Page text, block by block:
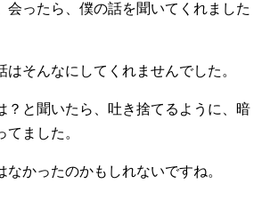
会ったら、僕の話を聞いてくれました
はそんなにしてくれませんでした。
？と聞いたら、吐き捨てるように、暗
ました。
かったのかもしれないですね。